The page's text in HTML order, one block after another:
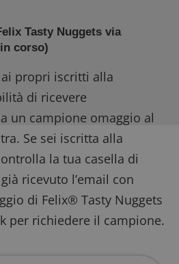
Tasty Nuggets via
corso)
propri iscritti alla
di ricevere
un campione omaggio al
Se sei iscritta alla
la tua casella di
ricevuto l’email con
di Felix® Tasty Nuggets
per richiedere il campione.